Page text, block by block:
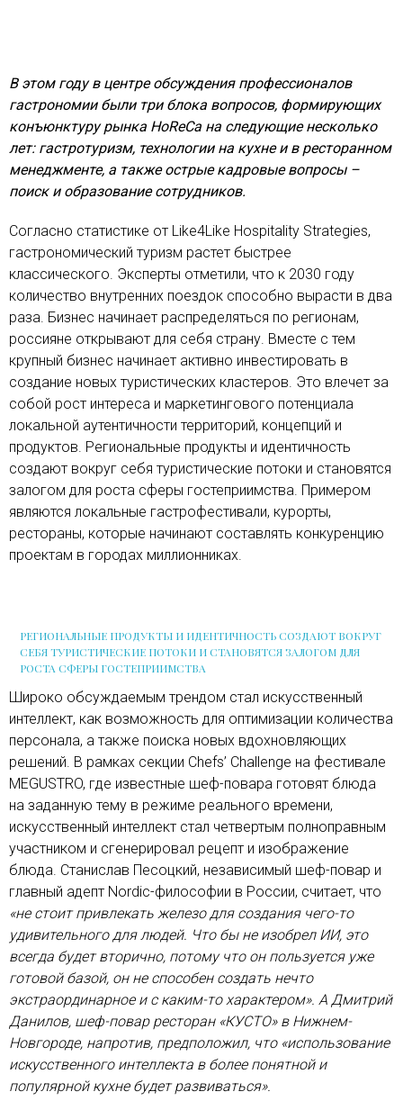
В этом году в центре обсуждения профессионалов
гастрономии были три блока вопросов, формирующих
конъюнктуру рынка HoReCa на следующие несколько
лет: гастротуризм, технологии на кухне и в ресторанном
менеджменте, а также острые кадровые вопросы –
поиск и образование сотрудников.
Согласно статистике от Like4Like Hospitality Strategies,
гастрономический туризм растет быстрее
классического. Эксперты отметили, что к 2030 году
количество внутренних поездок способно вырасти в два
раза. Бизнес начинает распределяться по регионам,
россияне открывают для себя страну. Вместе с тем
крупный бизнес начинает активно инвестировать в
создание новых туристических кластеров. Это влечет за
собой рост интереса и маркетингового потенциала
локальной аутентичности территорий, концепций и
продуктов. Региональные продукты и идентичность
создают вокруг себя туристические потоки и становятся
залогом для роста сферы гостеприимства. Примером
являются локальные гастрофестивали, курорты,
рестораны, которые начинают составлять конкуренцию
проектам в городах миллионниках.
РЕГИОНАЛЬНЫЕ ПРОДУКТЫ И ИДЕНТИЧНОСТЬ СОЗДАЮТ ВОКРУГ
СЕБЯ ТУРИСТИЧЕСКИЕ ПОТОКИ И СТАНОВЯТСЯ ЗАЛОГОМ ДЛЯ
РОСТА СФЕРЫ ГОСТЕПРИИМСТВА
Широко обсуждаемым трендом стал искусственный
интеллект, как возможность для оптимизации количества
персонала, а также поиска новых вдохновляющих
решений. В рамках секции Chefs’ Challenge на фестивале
MEGUSTRO, где известные шеф-повара готовят блюда
на заданную тему в режиме реального времени,
искусственный интеллект стал четвертым полноправным
участником и сгенерировал рецепт и изображение
блюда. Станислав Песоцкий, независимый шеф-повар и
главный адепт Nordic-философии в России, считает, что
«не стоит привлекать железо для создания чего-то
удивительного для людей. Что бы не изобрел ИИ, это
всегда будет вторично, потому что он пользуется уже
готовой базой, он не способен создать нечто
экстраординарное и с каким-то характером». А Дмитрий
Данилов, шеф-повар ресторан «КУСТО» в Нижнем-
Новгороде, напротив, предположил, что «использование
искусственного интеллекта в более понятной и
популярной кухне будет развиваться».